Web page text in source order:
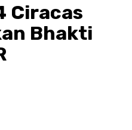
Ciracas
Bhakti